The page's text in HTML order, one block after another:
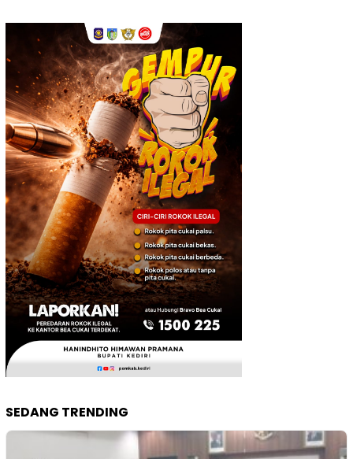
SEDANG TRENDING